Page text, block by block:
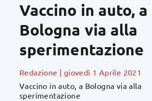
Vaccino in auto, a
Bologna via alla
sperimentazione
Redazione | giovedì 1 Aprile 2021
Vaccino in auto, a Bologna via alla
sperimentazione